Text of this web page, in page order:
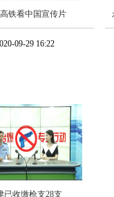
铁看中国宣传片
09-29 16:22
已收缴枪支28支